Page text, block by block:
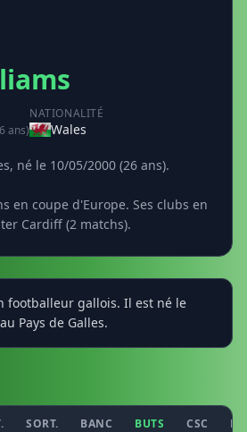
ans)
NATIONALITÉ
Wales
né le 10/05/2000 (26 ans).
en coupe d'Europe. Ses clubs en
Cardiff (2 matchs).
footballeur gallois. Il est né le
Pays de Galles.
SORT. BANC BUTS CSC